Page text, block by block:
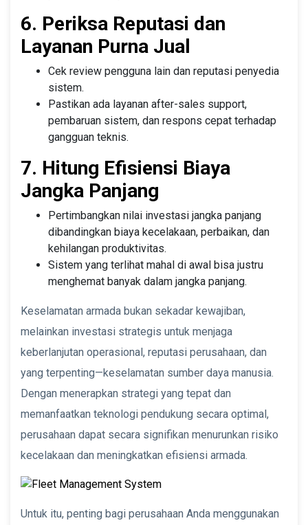
6. Periksa Reputasi dan
Layanan Purna Jual
Cek review pengguna lain dan reputasi penyedia
sistem.
Pastikan ada layanan after-sales support,
pembaruan sistem, dan respons cepat terhadap
gangguan teknis.
7. Hitung Efisiensi Biaya
Jangka Panjang
Pertimbangkan nilai investasi jangka panjang
dibandingkan biaya kecelakaan, perbaikan, dan
kehilangan produktivitas.
Sistem yang terlihat mahal di awal bisa justru
menghemat banyak dalam jangka panjang.
Keselamatan armada bukan sekadar kewajiban,
melainkan investasi strategis untuk menjaga
keberlanjutan operasional, reputasi perusahaan, dan
yang terpenting—keselamatan sumber daya manusia.
Dengan menerapkan strategi yang tepat dan
memanfaatkan teknologi pendukung secara optimal,
perusahaan dapat secara signifikan menurunkan risiko
kecelakaan dan meningkatkan efisiensi armada.
Untuk itu, penting bagi perusahaan Anda menggunakan